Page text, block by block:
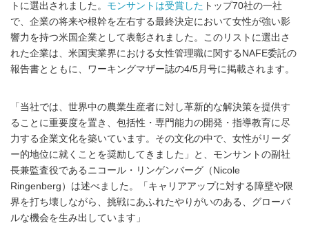
トに選出されました。 モンサントは受賞した トップ70社の一社
で、企業の将来や根幹を左右する最終決定において女性が強い影
響力を持つ米国企業として表彰されました。このリストに選出さ
れた企業は、米国実業界における女性管理職に関するNAFE委託の
報告書とともに、ワーキングマザー誌の4/5月号に掲載されます。
「当社では、世界中の農業生産者に対し革新的な解決策を提供す
ることに重要度を置き、包括性・専門能力の開発・指導教育に尽
力する企業文化を築いています。その文化の中で、女性がリーダ
ー的地位に就くことを奨励してきました」と、モンサントの副社
長兼監査役であるニコール・リンゲンバーグ（Nicole
Ringenberg）は述べました。「キャリアアップに対する障壁や限
界を打ち壊しながら、挑戦にあふれたやりがいのある、グローバ
ルな機会を生み出しています」